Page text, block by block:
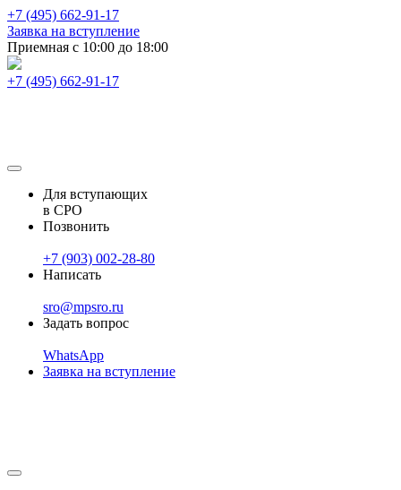
+7 (495) 662-91-17
Заявка на вступление
Приемная с 10:00 до 18:00
+7 (495) 662-91-17
Для вступающих
в СРО
Позвонить
+7 (903) 002-28-80
Написать
sro@mpsro.ru
Задать вопрос
WhatsApp
Заявка на вступление